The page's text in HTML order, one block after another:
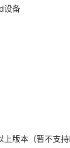
设备
版本（暂不支